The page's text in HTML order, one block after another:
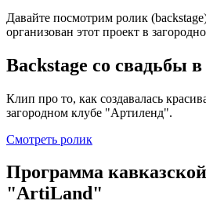
Давайте посмотрим ролик
организован этот проект в
Backstage со свадьбы
Клип про то, как создавалась
загородном клубе "Артиленд".
Смотреть ролик
Программа
"ArtiLand"